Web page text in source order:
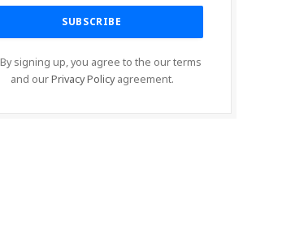
By signing up, you agree to the our terms
and ourPrivacy Policyagreement.